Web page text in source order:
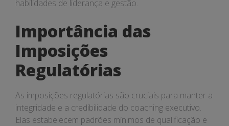
habilidades de liderança e gestão.
Importância das
Imposições
Regulatórias
As imposições regulatórias são cruciais para manter a
integridade e a credibilidade do coaching executivo.
Elas estabelecem padrões mínimos de qualificação e